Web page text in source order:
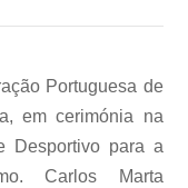
Portuguesa de
em cerimónia na
Desportivo para a
Carlos Marta